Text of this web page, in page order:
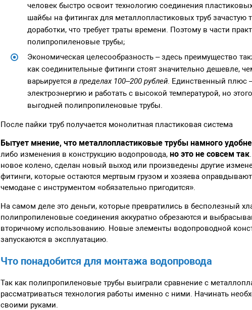
человек быстро освоит технологию соединения
шайбы на фитингах для металлопластиковых труб зачастую
доработки, что требует траты времени. Поэтому в части
полипропиленовые трубы;
Экономическая целесообразность – здесь преимущество
как соединительные фитинги стоят значительно дешевле,
варьируется в пределах 100–200 рублей. Единственный плюс
электроэнергию и работать с высокой температурой, но
выгодней полипропиленовые трубы.
После пайки труб получается монолитная пластиковая система
Бытует мнение, что металлопластиковые трубы намного
либо изменения в конструкцию водопровода, но это не совсем так
новое колено, сделан новый выход или произведены другие
фитинги, которые остаются мертвым грузом и хозяева
чемодане с инструментом «обязательно пригодится».
На самом деле это деньги, которые превратились в бесполезный
полипропиленовые соединения аккуратно обрезаются и
вторичному использованию. Новые элементы водопроводной
запускаются в эксплуатацию.
Что понадобится для монтажа водопровода
Так как полипропиленовые трубы выиграли сравнение с
рассматриваться технология работы именно с ними. Начинать
своими руками.